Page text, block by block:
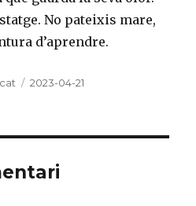
No pateixis mare,
d’aprendre.
Publicat
2023-04-21